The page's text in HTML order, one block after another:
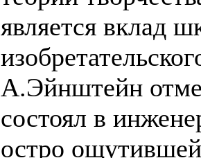
является вклад
А.Эйнштейн
состоял в
остро